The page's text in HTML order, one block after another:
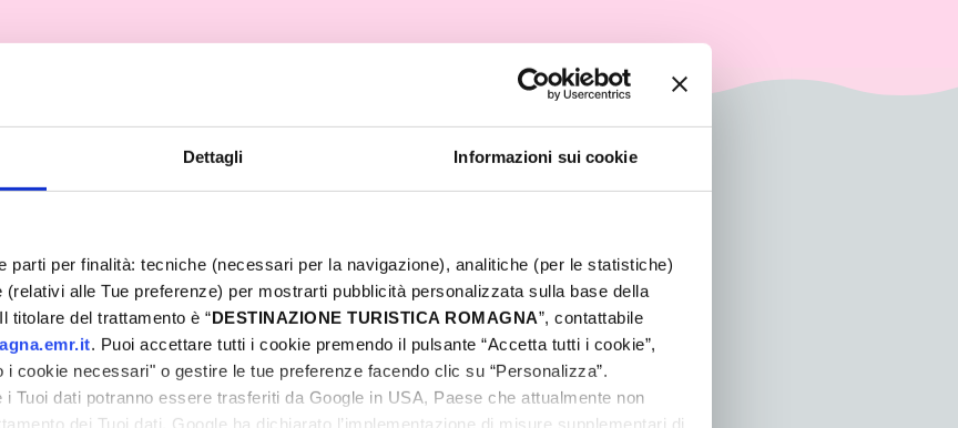
Dettagli Informazioni sui cookie
parti per finalità: tecniche (necessari per la navigazione), analitiche (per le statistiche)
alle Tue preferenze) per mostrarti pubblicità personalizzata sulla base della
titolare del trattamento è “DESTINAZIONE TURISTICA ROMAGNA”, contattabile
. Puoi accettare tutti i cookie premendo il pulsante “Accetta tutti i cookie”,
cookie necessari" o gestire le tue preferenze facendo clic su “Personalizza”.
Tuoi dati potranno essere trasferiti da Google in USA, Paese che attualmente non
dei Tuoi dati. Google ha dichiarato l’implementazione di misure supplementari di